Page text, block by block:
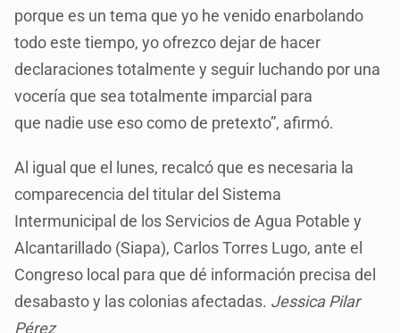
porque es un tema que yo he venido enarbolando
todo este tiempo, yo ofrezco dejar de hacer
declaraciones totalmente y seguir luchando por una
vocería que sea totalmente imparcial para
que nadie use eso como de pretexto”, afirmó.
Al igual que el lunes, recalcó que es necesaria la
comparecencia del titular del Sistema
Intermunicipal de los Servicios de Agua Potable y
Alcantarillado (Siapa), Carlos Torres Lugo, ante el
Congreso local para que dé información precisa del
desabasto y las colonias afectadas. Jessica Pilar
Pérez